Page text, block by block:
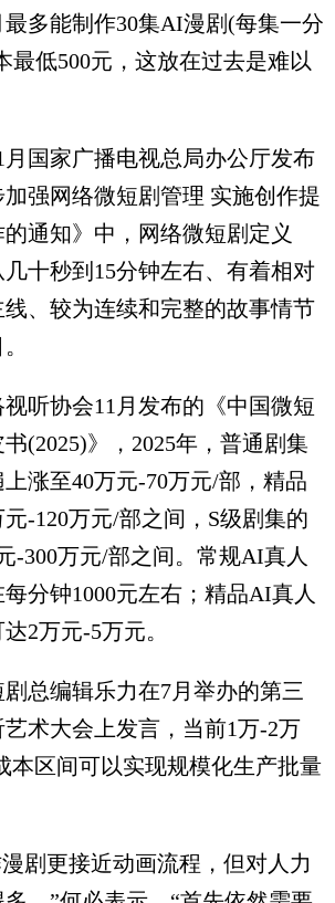
多能制作30集AI漫剧(每集一分
最低500元，这放在过去是难以
国家广播电视总局办公厅发布
强网络微短剧管理 实施创作提
通知》中，网络微短剧定义
十秒到15分钟左右、有着相对
、较为连续和完整的故事情节
协会11月发布的《中国微短
(2025)》，2025年，普通剧集
涨至40万元-70万元/部，精品
-120万元/部之间，S级剧集的
-300万元/部之间。常规AI真人
分钟1000元左右；精品AI真人
2万元-5万元。
编辑乐力在7月举办的第三
术大会上发言，当前1万-2万
本区间可以实现规模化生产批量
更接近动画流程，但对人力